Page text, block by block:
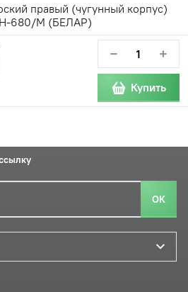
правый (чугунный корпус)
680/М (БЕЛАР)
− +
Купить
ОК